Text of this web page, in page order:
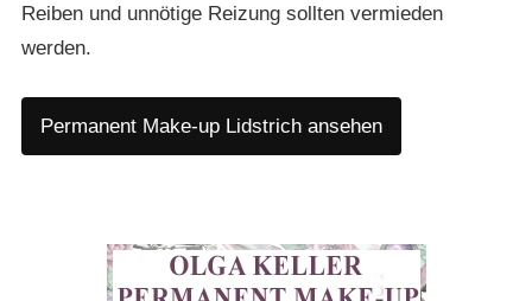
Reiben und unnötige Reizung sollten vermieden
werden.
Permanent Make-up Lidstrich ansehen